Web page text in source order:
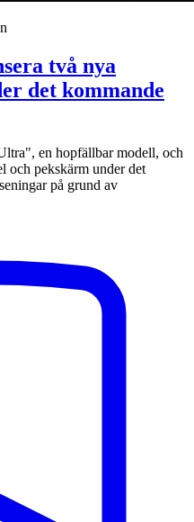
två nya
det kommande
en hopfällbar modell, och
pekskärm under det
på grund av